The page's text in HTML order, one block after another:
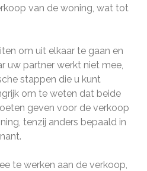
van de woning, wat tot
om uit elkaar te gaan en
uw partner werkt niet mee,
stappen die u kunt
om te weten dat beide
geven voor de verkoop
tenzij anders bepaald in
te werken aan de verkoop,